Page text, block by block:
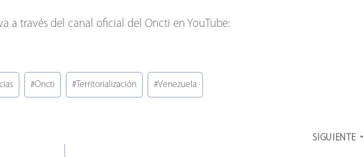
a través del canal oficial del Oncti en YouTube:
#Oncti #Territorialización #Venezuela
SIGUIENTE